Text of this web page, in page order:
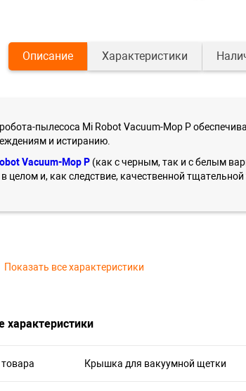
Описание Характеристики
пылесоса Mi Robot Vacuum-Mop P
и истиранию.
Vacuum-Mop P (как с черным, так и с белым
целом и, как следствие, качественной тщательной
Показать все характеристики
характеристики
Крышка для вакуумной щетки